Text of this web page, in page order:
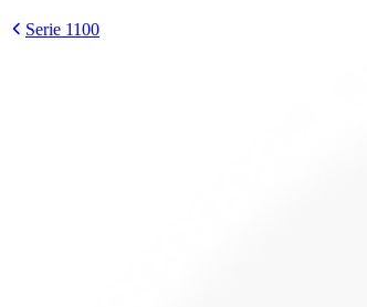
Serie 1100